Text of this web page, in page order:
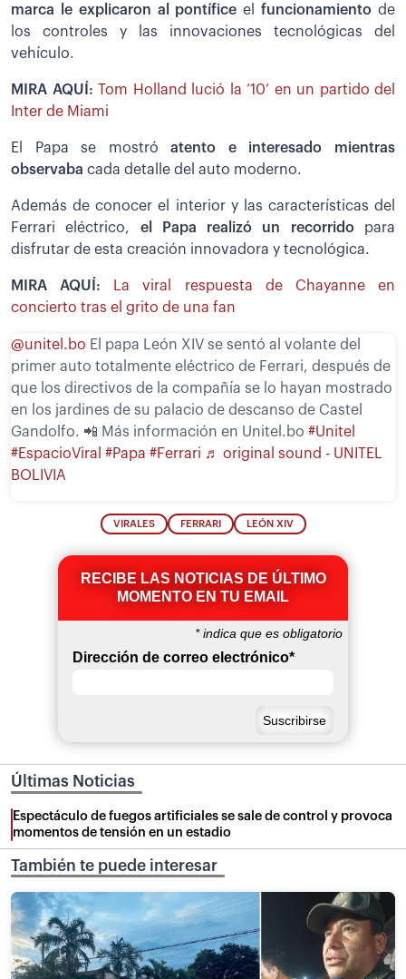
marca le explicaron al pontíficeelfuncionamientode
los controles y las innovaciones tecnológicas del
vehículo.
MIRA AQUÍ: Tom Holland lució la ‘10’ en un partido del
Inter de Miami
El Papa se mostróatento e interesado mientras
observaba cada detalle del auto moderno.
Además de conocer el interior y las características del
Ferrari eléctrico, el Papa realizó un recorridopara
disfrutar de esta creación innovadora y tecnológica.
MIRA AQUÍ:
La viral respuesta de Chayanne en
concierto tras el grito de una fan
@unitel.bo El papa León XIV se sentó al volante del
primer auto totalmente eléctrico de Ferrari, después de
que los directivos de la compañía se lo hayan mostrado
en los jardines de su palacio de descanso de Castel
Gandolfo. 📲 Más información en Unitel.bo #Unitel
#EspacioViral #Papa #Ferrari ♬ original sound - UNITEL
BOLIVIA
VIRALES FERRARI LEÓN XIV
RECIBE LAS NOTICIAS DE ÚLTIMO
MOMENTO EN TU EMAIL
*indica que es obligatorio
Dirección de correo electrónico*
Últimas Noticias
Espectáculo de fuegos artificiales se sale de control y provoca
momentos de tensión en un estadio
También te puede interesar